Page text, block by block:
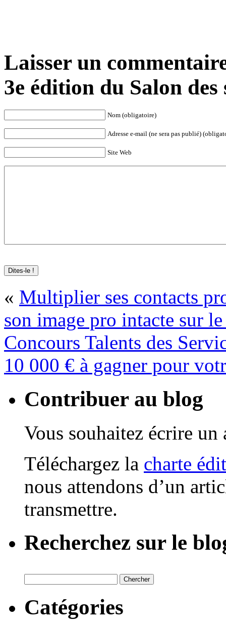
Laisser un
3e édition du Salon
Nom (obligatoire)
Adresse e-mail (ne sera pas publié)
Site Web
« Multiplier ses contacts
son image pro intacte sur
Concours Talents des
10 000 € à gagner pour
Contribuer au blog
Vous souhaitez écrire
Téléchargez la charte
nous attendons d’un
transmettre.
Recherchez sur le
Catégories